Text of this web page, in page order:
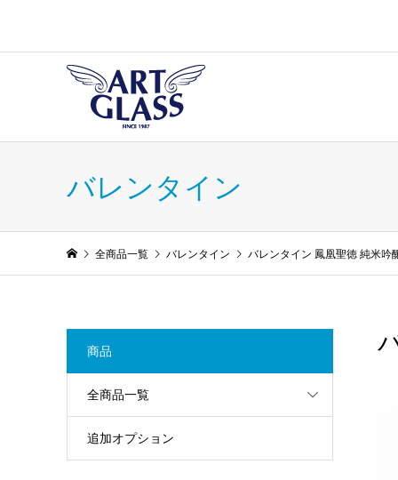
バレンタイン
全商品一覧 バレンタイン バレンタイン 鳳凰聖徳 純米吟
商品
全商品一覧
追加オプション